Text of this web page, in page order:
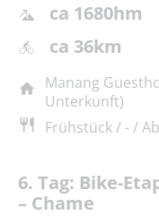
ca 1680hm
ca 36km
Manang
Unterkunft)
Frühstück / - /
6. Tag: Bike-
– Chame